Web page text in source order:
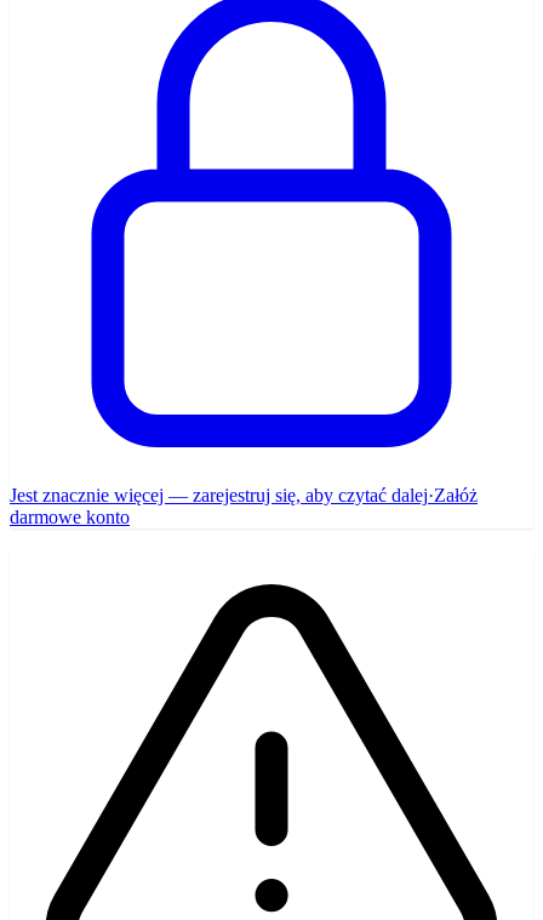
Jest znacznie więcej — zarejestruj się, aby czytać dalej·Załóż
darmowe konto